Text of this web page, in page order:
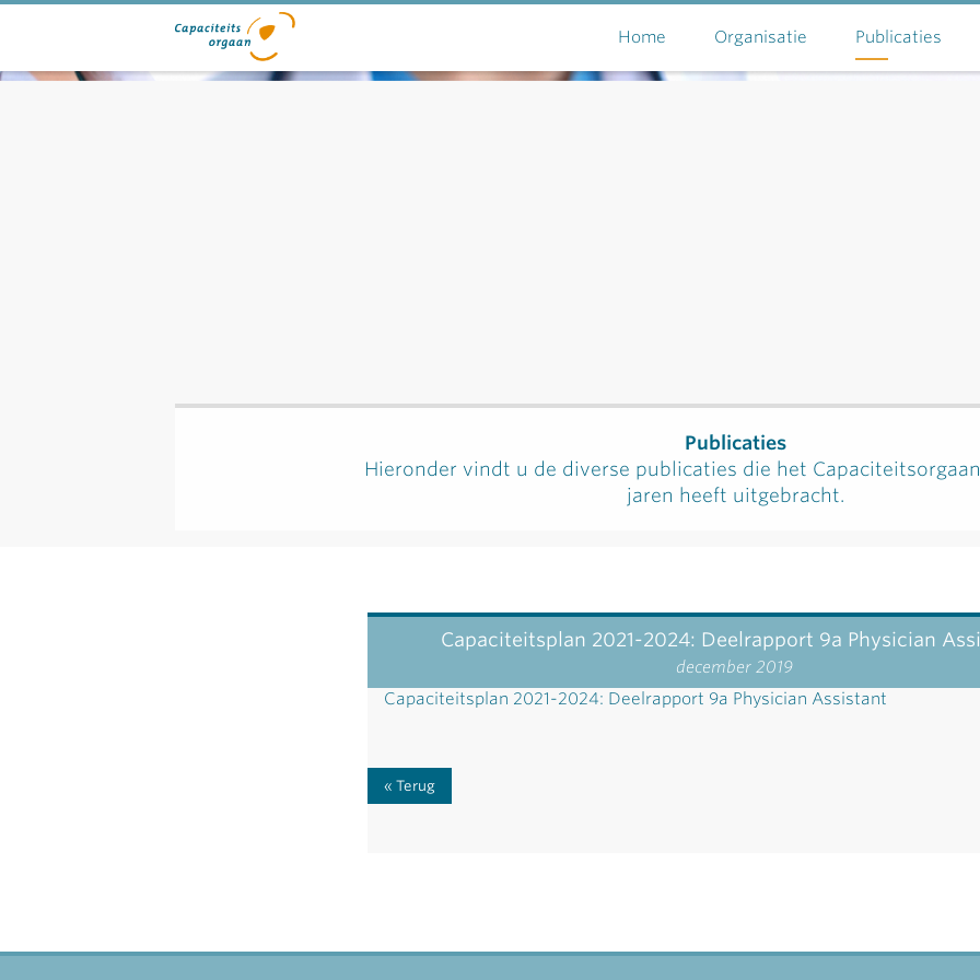
Home Organisatie Publicaties
Publicaties
Hieronder vindt u de diverse publicaties die het
jaren heeft uitgebracht.
Capaciteitsplan 2021-2024: Deelrapport 9a Physician
december 2019
Capaciteitsplan 2021-2024: Deelrapport 9a Physician Assistant
Terug